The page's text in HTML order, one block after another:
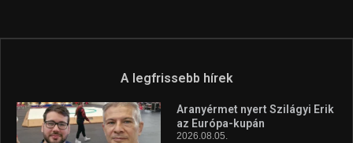
A legfrissebb hírek
Aranyérmet nyert Szilágyi Erik
az Európa-kupán
2026.08.05.